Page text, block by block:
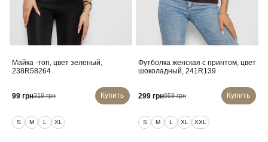
Майка -топ, цвет зеленый,
238R58264
99 грн319 грн Купить
S M L XL
Футболка женская с принтом, цвет
шоколадный, 241R139
299 грн959 грн Купить
S M L XL XXL